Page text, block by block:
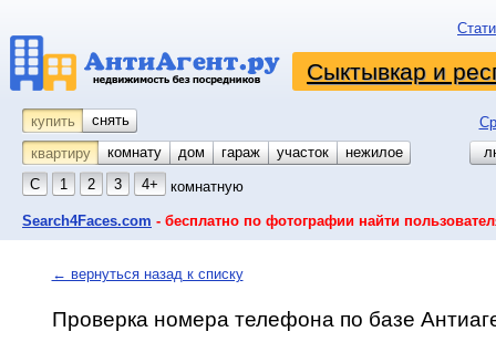
Сыктывкар и
купить снять
квартиру
комнату койко-место
дом гараж участок
нежилое
С
1 2 3 4+ комнатную
Search4Faces.com - бесплатно по фотографии найти
← вернуться назад к списку
Проверка номера телефона по базе